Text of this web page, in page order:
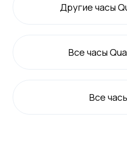
Другие часы
Все часы
Все